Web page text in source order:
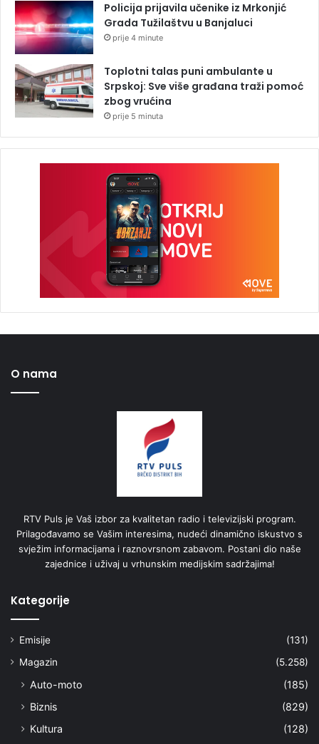
Policija prijavila učenike iz Mrkonjić
Grada Tužilaštvu u Banjaluci
prije 4 minute
Toplotni talas puni ambulante u
Srpskoj: Sve više građana traži pomoć
zbog vrućina
prije 5 minuta
O nama
RTV Puls je Vaš izbor za kvalitetan radio i televizijski program.
Prilagođavamo se Vašim interesima, nudeći dinamično iskustvo s
svježim informacijama i raznovrsnom zabavom. Postani dio naše
zajednice i uživaj u vrhunskim medijskim sadržajima!
Kategorije
Emisije
(131)
Magazin
(5.258)
Auto-moto
(185)
Biznis
(829)
Kultura
(128)